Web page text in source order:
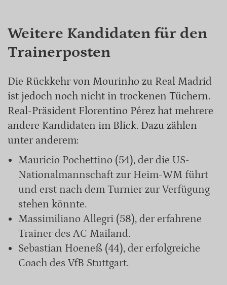
Weitere Kandidaten für den
Trainerposten
Die Rückkehr von Mourinho zu Real Madrid
ist jedoch noch nicht in trockenen Tüchern.
Real-Präsident Florentino Pérez hat mehrere
andere Kandidaten im Blick. Dazu zählen
unter anderem:
Mauricio Pochettino (54), der die US-
Nationalmannschaft zur Heim-WM führt
und erst nach dem Turnier zur Verfügung
stehen könnte.
Massimiliano Allegri (58), der erfahrene
Trainer des AC Mailand.
Sebastian Hoeneß (44), der erfolgreiche
Coach des VfB Stuttgart.